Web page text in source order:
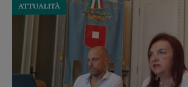
ATTUALITÀ